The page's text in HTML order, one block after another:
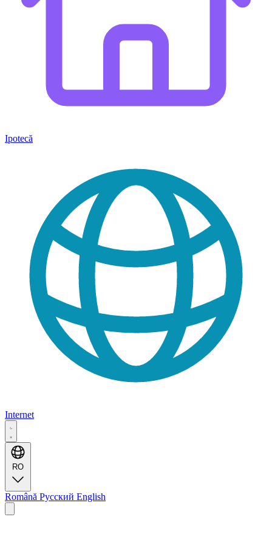
Ipotecă
Internet
RO
Română Русский English